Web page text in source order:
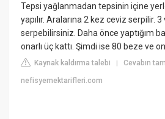
Tepsi yağlanmadan tepsinin içine
yapılır. Aralarına 2 kez ceviz serpilir.
serpebilirsiniz. Daha önce yaptığım
onarlı üç kattı. Şimdi ise 80 beze ve
Kaynak kaldırma talebi |Cevabın
nefisyemektarifleri.com